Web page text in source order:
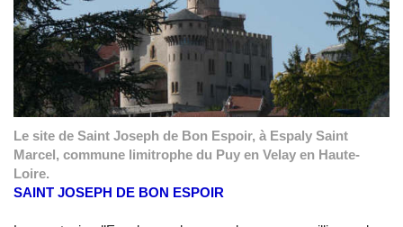
Le site de Saint Joseph de Bon Espoir, à Espaly Saint
Marcel, commune limitrophe du Puy en Velay en Haute-
Loire.
SAINT JOSEPH DE BON ESPOIR